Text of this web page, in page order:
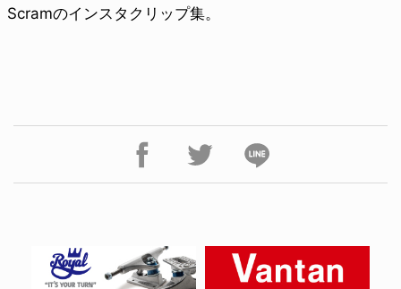
Scramのインスタクリップ集。